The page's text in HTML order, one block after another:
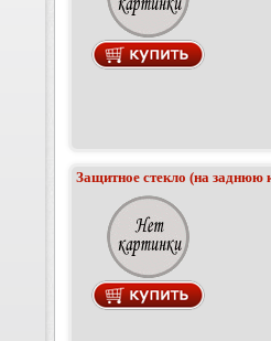
Защитное стекло (на